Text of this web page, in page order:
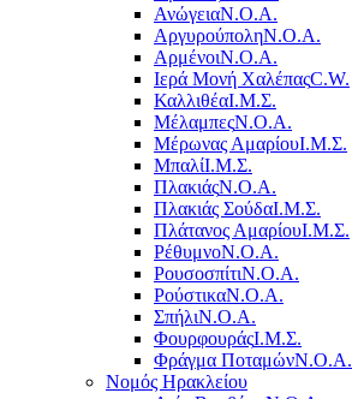
ΑνώγειαΝ.Ο.Α.
ΑργυρούποληΝ.Ο.Α.
ΑρμένοιΝ.Ο.Α.
Ιερά Μονή ΧαλέπαςC.W.
ΚαλλιθέαΙ.Μ.Σ.
ΜέλαμπεςΝ.Ο.Α.
Μέρωνας ΑμαρίουΙ.Μ.Σ.
ΜπαλίΙ.Μ.Σ.
ΠλακιάςΝ.Ο.Α.
Πλακιάς ΣούδαΙ.Μ.Σ.
Πλάτανος ΑμαρίουΙ.Μ.Σ.
ΡέθυμνοΝ.Ο.Α.
ΡουσοσπίτιΝ.Ο.Α.
ΡούστικαΝ.Ο.Α.
ΣπήλιΝ.Ο.Α.
ΦουρφουράςΙ.Μ.Σ.
Φράγμα ΠοταμώνΝ.Ο.Α.
Νομός Ηρακλείου